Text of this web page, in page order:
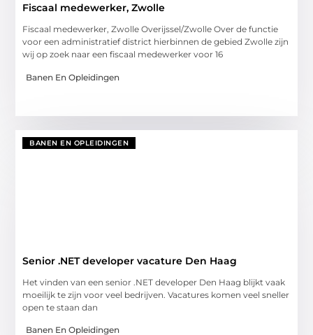
Fiscaal medewerker, Zwolle
Fiscaal medewerker, Zwolle Overijssel/Zwolle Over de functie
voor een administratief district hierbinnen de gebied Zwolle zijn
wij op zoek naar een fiscaal medewerker voor 16
Banen En Opleidingen
BANEN EN OPLEIDINGEN
Senior .NET developer vacature Den Haag
Het vinden van een senior .NET developer Den Haag blijkt vaak
moeilijk te zijn voor veel bedrijven. Vacatures komen veel sneller
open te staan dan
Banen En Opleidingen